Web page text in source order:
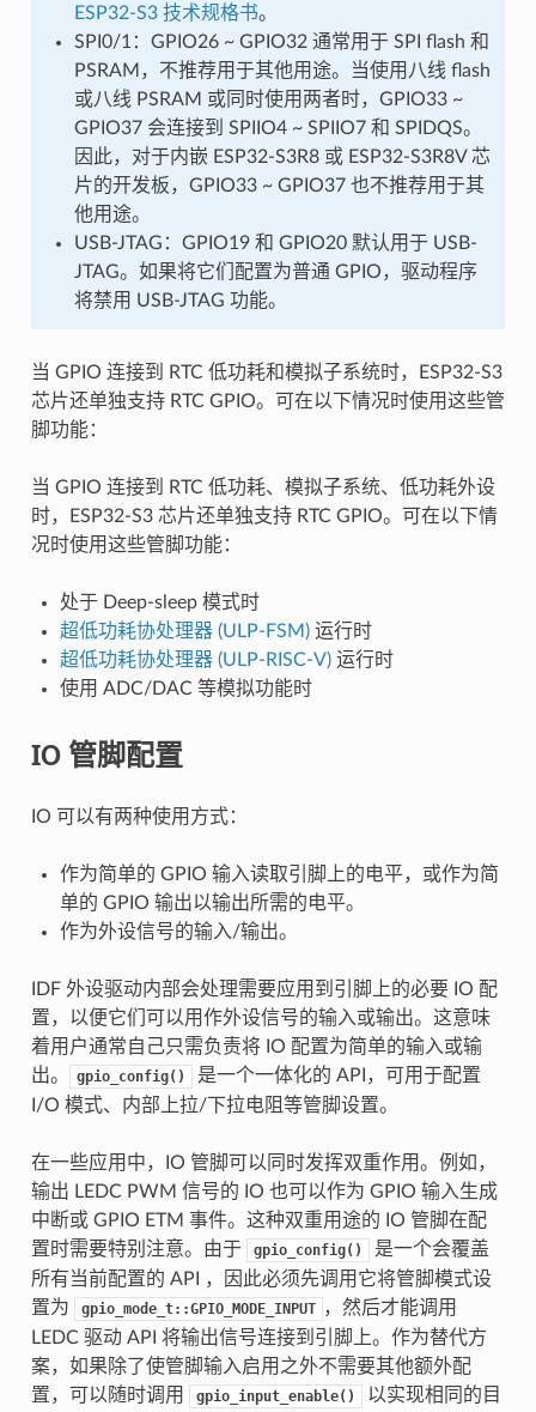
ESP32-S3 技术规格书。
SPI0/1：GPIO26 ~ GPIO32 通常用于 SPI flash 和
PSRAM，不推荐用于其他用途。当使用八线 flash
或八线 PSRAM 或同时使用两者时，GPIO33 ~
GPIO37 会连接到 SPIIO4 ~ SPIIO7 和 SPIDQS。
因此，对于内嵌 ESP32-S3R8 或 ESP32-S3R8V 芯
片的开发板，GPIO33 ~ GPIO37 也不推荐用于其
他用途。
USB-JTAG：GPIO19 和 GPIO20 默认用于 USB-
JTAG。如果将它们配置为普通 GPIO，驱动程序
将禁用 USB-JTAG 功能。
当 GPIO 连接到 RTC 低功耗和模拟子系统时，ESP32-S3
芯片还单独支持 RTC GPIO。可在以下情况时使用这些管
脚功能：
当 GPIO 连接到 RTC 低功耗、模拟子系统、低功耗外设
时，ESP32-S3 芯片还单独支持 RTC GPIO。可在以下情
况时使用这些管脚功能：
处于 Deep-sleep 模式时
超低功耗协处理器 (ULP-FSM)运行时
超低功耗协处理器 (ULP-RISC-V)运行时
使用 ADC/DAC 等模拟功能时
IO 管脚配置
IO 可以有两种使用方式：
作为简单的 GPIO 输入读取引脚上的电平，或作为简
单的 GPIO 输出以输出所需的电平。
作为外设信号的输入/输出。
IDF 外设驱动内部会处理需要应用到引脚上的必要 IO 配
置，以便它们可以用作外设信号的输入或输出。这意味
着用户通常自己只需负责将 IO 配置为简单的输入或输
出。
gpio_config()
是一个一体化的 API，可用于配置
I/O 模式、内部上拉/下拉电阻等管脚设置。
在一些应用中，IO 管脚可以同时发挥双重作用。例如，
输出 LEDC PWM 信号的 IO 也可以作为 GPIO 输入生成
中断或 GPIO ETM 事件。这种双重用途的 IO 管脚在配
置时需要特别注意。由于
gpio_config()
是一个会覆盖
所有当前配置的 API ，因此必须先调用它将管脚模式设
置为
gpio_mode_t::GPIO_MODE_INPUT ，然后才能调用
LEDC 驱动 API 将输出信号连接到引脚上。作为替代方
案，如果除了使管脚输入启用之外不需要其他额外配
置，可以随时调用
gpio_input_enable() 以实现相同的目